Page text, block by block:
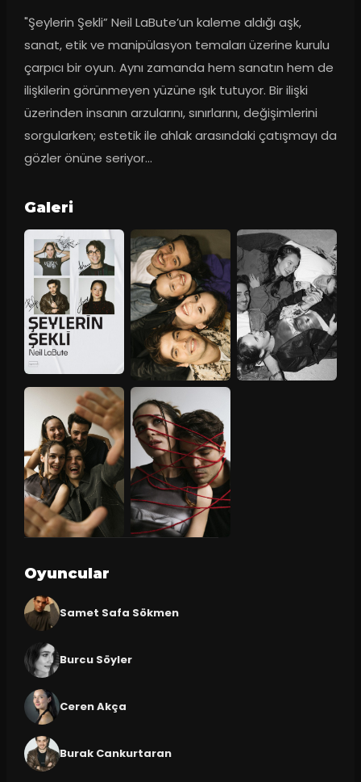
"Şeylerin Şekli” Neil LaBute’un kaleme aldığı aşk,
sanat, etik ve manipülasyon temaları üzerine kurulu
çarpıcı bir oyun. Aynı zamanda hem sanatın hem de
ilişkilerin görünmeyen yüzüne ışık tutuyor. Bir ilişki
üzerinden insanın arzularını, sınırlarını, değişimlerini
sorgularken; estetik ile ahlak arasındaki çatışmayı da
gözler önüne seriyor…
Galeri
Oyuncular
Samet Safa Sökmen
Burcu Söyler
Ceren Akça
Burak Cankurtaran